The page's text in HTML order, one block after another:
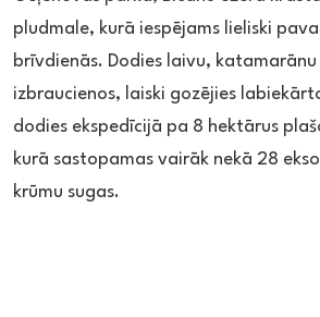
pludmale, kurā iespējams lieliski
brīvdienās. Dodies laivu, katamarānu
izbraucienos, laiski gozējies
dodies ekspedīcijā pa 8 hektārus
kurā sastopamas vairāk nekā 28
krūmu sugas.